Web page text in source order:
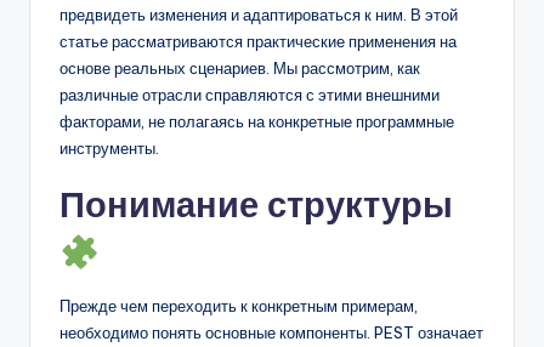
&
D
предвидеть изменения и адаптироваться к ним. В этой
статье рассматриваются практические применения на
основе реальных сценариев. Мы рассмотрим, как
различные отрасли справляются с этими внешними
факторами, не полагаясь на конкретные программные
инструменты.
Понимание структуры
Прежде чем переходить к конкретным примерам,
необходимо понять основные компоненты. PEST означает